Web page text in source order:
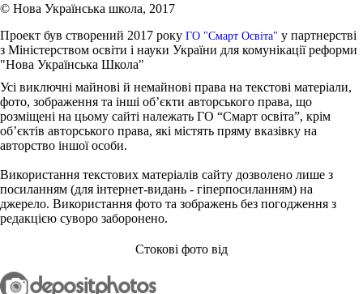
© Нова Українська школа, 2017
Проект був створений 2017 року ГО "Смарт Освіта" у партнерстві
з Міністерством освіти і науки України для комунікації реформи
"Нова Українська Школа"
Усі виключні майнові й немайнові права на текстові матеріали,
фото, зображення та інші об’єкти авторського права, що
розміщені на цьому сайті належать ГО “Смарт освіта”, крім
об’єктів авторського права, які містять пряму вказівку на
авторство іншої особи.
Використання текстових матеріалів сайту дозволено лише з
посиланням (для інтернет-видань - гіперпосиланням) на
джерело. Використання фото та зображень без погодження з
редакцією суворо заборонено.
Стокові фото від